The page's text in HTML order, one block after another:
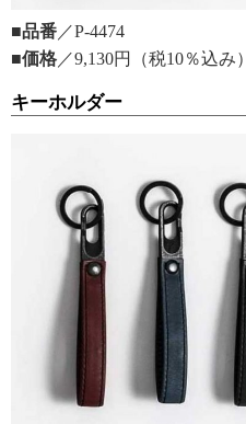
■品番 ／P-4474
■価格 ／9,130円（税10％込み）
キーホルダー